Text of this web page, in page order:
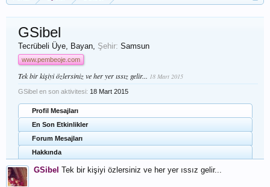
GSibel
Tecrübeli Üye, Bayan, Şehir: Samsun
www.pembeoje.com
Tek bir kişiyi özlersiniz ve her yer ıssız gelir... 18 Mart 2015
GSibel en son aktivitesi: 18 Mart 2015
Profil Mesajları
En Son Etkinlikler
Forum Mesajları
Hakkında
GSibel Tek bir kişiyi özlersiniz ve her yer ıssız gelir...